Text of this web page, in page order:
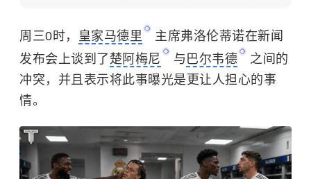
周三0时， 皇家马德里
主席弗洛伦蒂诺在新闻
发布会上谈到了 楚阿梅尼 与 巴尔韦德
之间的
冲突，并且表示将此事曝光是更让人担心的事
情。